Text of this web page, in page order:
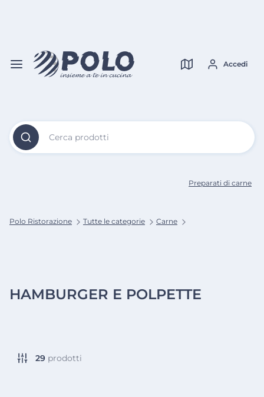
Cerca prodotti
Accedi
Polo Ristorazione Tutte le categorie Carne
Preparati di carne
HAMBURGER E POLPETTE
29 prodotti